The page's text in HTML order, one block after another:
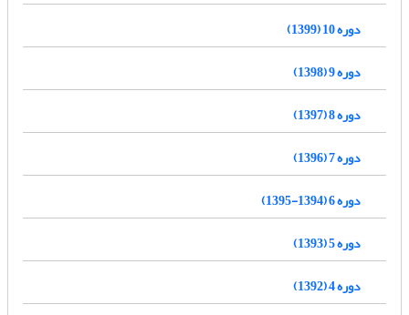
دوره 10 (1399)
دوره 9 (1398)
دوره 8 (1397)
دوره 7 (1396)
دوره 6 (1394-1395)
دوره 5 (1393)
دوره 4 (1392)